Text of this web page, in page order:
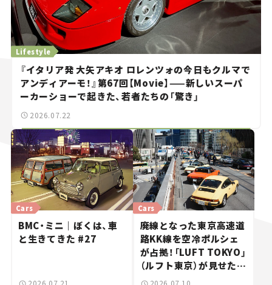
Lifestyle
『イタリア発 大矢アキオ ロレンツォの今日もクルマで
アンディアーモ！』第67回【Movie】——新しいスーパ
ーカーショーで起きた、若者たちの「驚き」
2026.07.22
Cars
BMC・ミニ｜ぼくは、車
と生きてきた #27
Cars
廃線となった東京高速道
路KK線を空冷ポルシェ
が占拠！「LUFT TOKYO」
（ルフト東京）が見せた奇
跡の一日——ハッサンの